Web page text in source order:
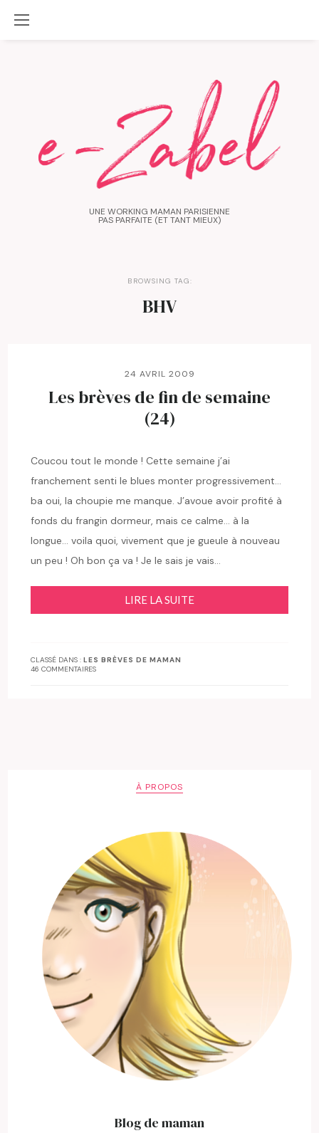
UNE WORKING MAMAN PARISIENNE
PAS PARFAITE (ET TANT MIEUX)
BROWSING TAG:
BHV
24 AVRIL 2009
Les brèves de fin de semaine
(24)
Coucou tout le monde ! Cette semaine j’ai
franchement senti le blues monter progressivement…
ba oui, la choupie me manque. J’avoue avoir profité à
fonds du frangin dormeur, mais ce calme… à la
longue… voila quoi, vivement que je gueule à nouveau
un peu ! Oh bon ça va ! Je le sais je vais…
LIRE LA SUITE
CLASSÉ DANS :LES BRÈVES DE MAMAN
46 COMMENTAIRES
À PROPOS
Blog de maman